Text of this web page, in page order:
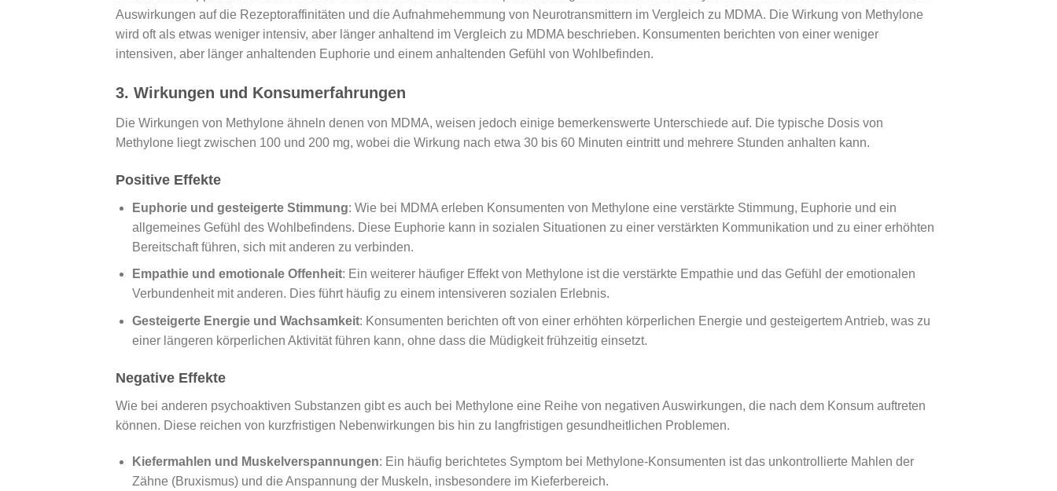
Auswirkungen auf die Rezeptoraffinitäten und die Aufnahmehemmung von Neurotransmittern im Vergleich zu MDMA. Die Wirkung von Methylone
wird oft als etwas weniger intensiv, aber länger anhaltend im Vergleich zu MDMA beschrieben. Konsumenten berichten von einer weniger
intensiven, aber länger anhaltenden Euphorie und einem anhaltenden Gefühl von Wohlbefinden.
3. Wirkungen und Konsumerfahrungen
Die Wirkungen von Methylone ähneln denen von MDMA, weisen jedoch einige bemerkenswerte Unterschiede auf. Die typische Dosis von
Methylone liegt zwischen 100 und 200 mg, wobei die Wirkung nach etwa 30 bis 60 Minuten eintritt und mehrere Stunden anhalten kann.
Positive Effekte
Euphorie und gesteigerte Stimmung: Wie bei MDMA erleben Konsumenten von Methylone eine verstärkte Stimmung, Euphorie und ein
allgemeines Gefühl des Wohlbefindens. Diese Euphorie kann in sozialen Situationen zu einer verstärkten Kommunikation und zu einer erhöhten
Bereitschaft führen, sich mit anderen zu verbinden.
Empathie und emotionale Offenheit: Ein weiterer häufiger Effekt von Methylone ist die verstärkte Empathie und das Gefühl der emotionalen
Verbundenheit mit anderen. Dies führt häufig zu einem intensiveren sozialen Erlebnis.
Gesteigerte Energie und Wachsamkeit: Konsumenten berichten oft von einer erhöhten körperlichen Energie und gesteigertem Antrieb, was zu
einer längeren körperlichen Aktivität führen kann, ohne dass die Müdigkeit frühzeitig einsetzt.
Negative Effekte
Wie bei anderen psychoaktiven Substanzen gibt es auch bei Methylone eine Reihe von negativen Auswirkungen, die nach dem Konsum auftreten
können. Diese reichen von kurzfristigen Nebenwirkungen bis hin zu langfristigen gesundheitlichen Problemen.
Kiefermahlen und Muskelverspannungen: Ein häufig berichtetes Symptom bei Methylone-Konsumenten ist das unkontrollierte Mahlen der
Zähne (Bruxismus) und die Anspannung der Muskeln, insbesondere im Kieferbereich.